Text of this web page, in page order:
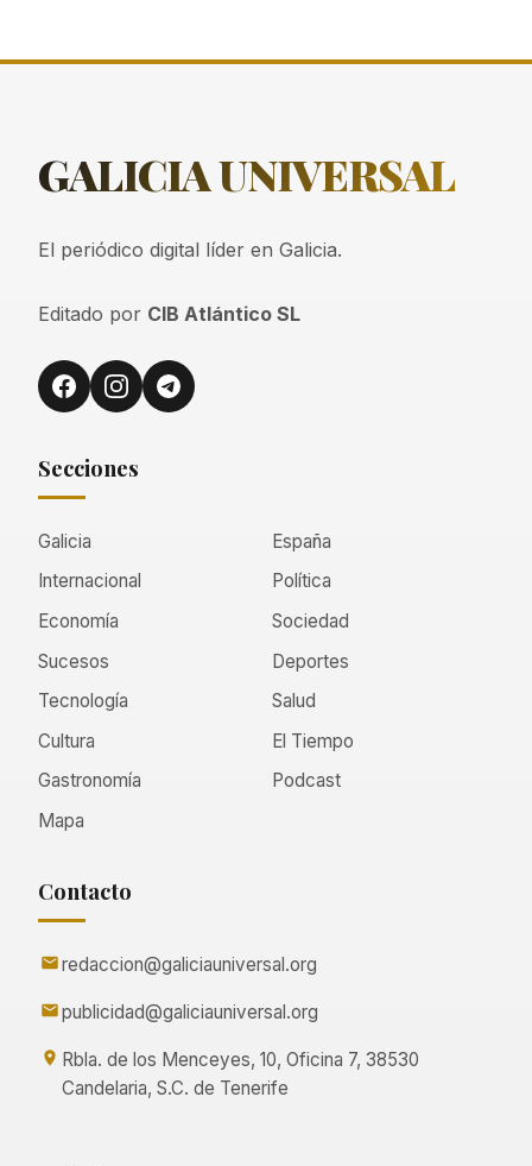
GALICIAUNIVERSAL
El periódico digital líder en Galicia.
Editado por CIB Atlántico SL
Secciones
Galicia
España
Internacional
Política
Economía
Sociedad
Sucesos
Deportes
Tecnología
Salud
Cultura
El Tiempo
Gastronomía
Podcast
Mapa
Contacto
redaccion@galiciauniversal.org
publicidad@galiciauniversal.org
Rbla. de los Menceyes, 10, Oficina 7, 38530
Candelaria, S.C. de Tenerife